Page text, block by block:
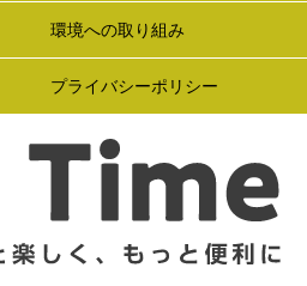
環境への取り組み
プライバシーポリシー